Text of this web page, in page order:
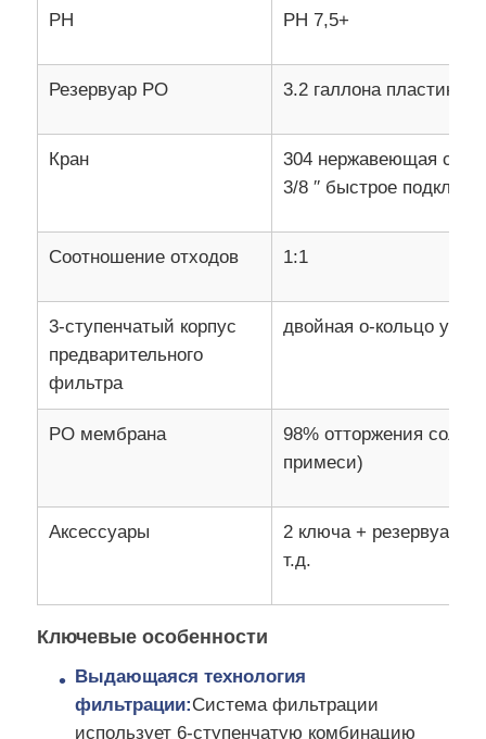
Главная страница
Продукция
Ролики
контроль качества
контактные данные
Умягчитель воды
снабжение жилищем водяного фильтра
PH PH 7,5+
Резервуар РО 3.2 галлона
Кран
304 нержавеющая
3/8 ′′ быстрое
Соотношение отходов 1:1
3-ступенчатый корпус
предварительного
фильтра
двойная о-кольцо
РО мембрана
98% отторжения соли
примеси)
Аксессуары
2 ключа + резервуар +
т.д.
Ключевые особенности
Выдающаяся технология
фильтрации:Система фильтрации
использует 6-ступенчатую комбинацию